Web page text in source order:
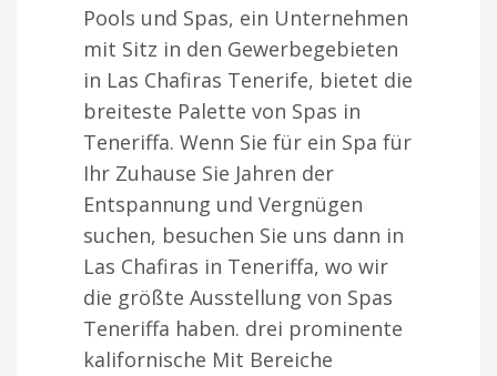
Pools und Spas, ein Unternehmen
mit Sitz in den Gewerbegebieten
in Las Chafiras Tenerife, bietet die
breiteste Palette von Spas in
Teneriffa. Wenn Sie für ein Spa für
Ihr Zuhause Sie Jahren der
Entspannung und Vergnügen
suchen, besuchen Sie uns dann in
Las Chafiras in Teneriffa, wo wir
die größte Ausstellung von Spas
Teneriffa haben. drei prominente
kalifornische Mit Bereiche